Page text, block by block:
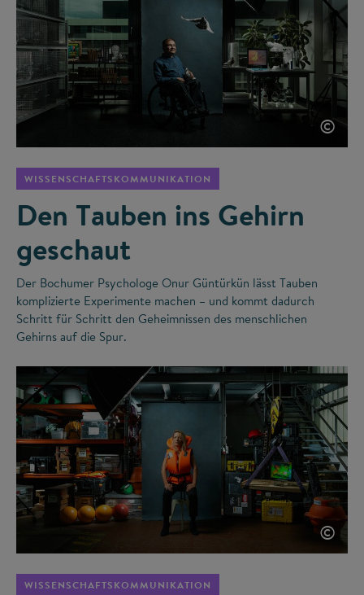
©
WISSENSCHAFTSKOMMUNIKATION
Den Tauben ins Gehirn
geschaut
Der Bochumer Psychologe Onur Güntürkün lässt Tauben
komplizierte Experimente machen – und kommt dadurch
Schritt für Schritt den Geheimnissen des menschlichen
Gehirns auf die Spur.
©
WISSENSCHAFTSKOMMUNIKATION